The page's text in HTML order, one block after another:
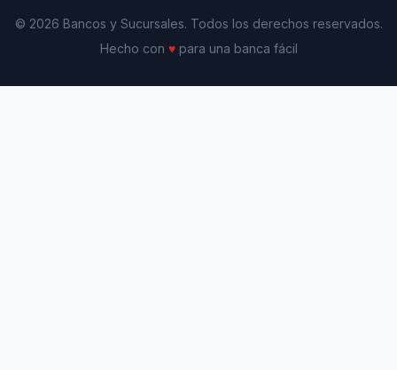
© 2026 Bancos y Sucursales. Todos los derechos reservados.
Hecho con ♥para una banca fácil